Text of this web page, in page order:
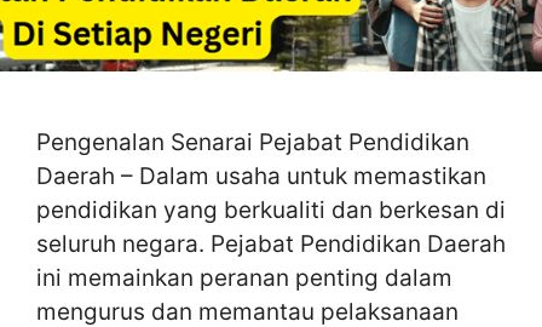
Pengenalan Senarai Pejabat Pendidikan
Daerah – Dalam usaha untuk memastikan
pendidikan yang berkualiti dan berkesan di
seluruh negara. Pejabat Pendidikan Daerah
ini memainkan peranan penting dalam
mengurus dan memantau pelaksanaan